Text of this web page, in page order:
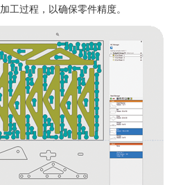
工过程，以确保零件精度。